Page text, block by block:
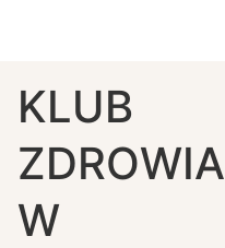
KLUB
ZDROWIA
W